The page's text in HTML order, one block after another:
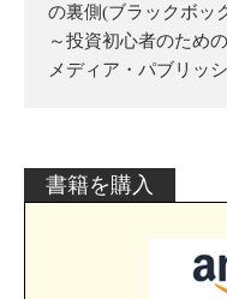
の裏側(ブラックボッ
～投資初心者のため
メディア・パブリッ
書籍を購入